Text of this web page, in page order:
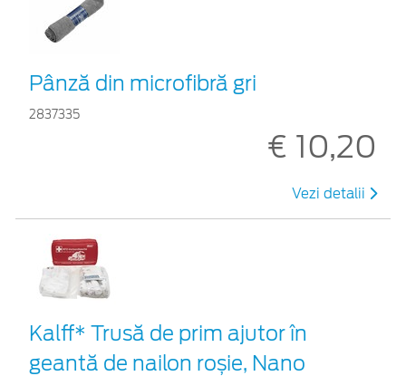
Pânză din microfibră gri
2837335
€ 10,20
Vezi detalii
Kalff* Trusă de prim ajutor în
geantă de nailon roșie, Nano